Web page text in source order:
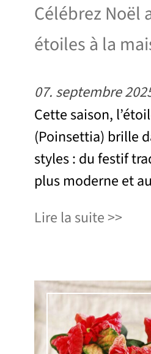
Célébrez Noël
étoiles à la
07. septembre
Cette saison,
(Poinsettia) brille
styles : du festif
plus moderne et
Lire la suite